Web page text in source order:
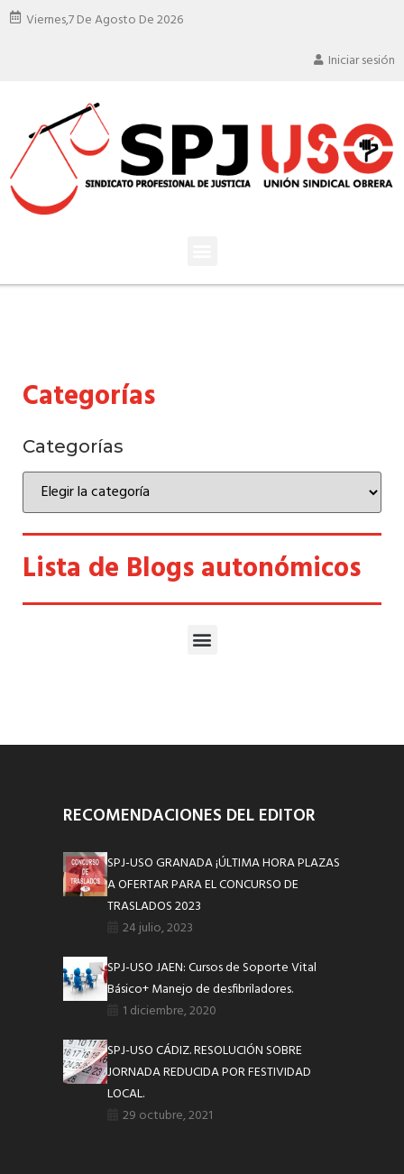
Viernes,7 De Agosto De 2026
Iniciar sesión
Categorías
Categorías
Lista de Blogs autonómicos
RECOMENDACIONES DEL EDITOR
SPJ-USO GRANADA ¡ÚLTIMA HORA PLAZAS
A OFERTAR PARA EL CONCURSO DE
TRASLADOS 2023
24 julio, 2023
SPJ-USO JAEN: Cursos de Soporte Vital
Básico+ Manejo de desfibriladores.
1 diciembre, 2020
SPJ-USO CÁDIZ. RESOLUCIÓN SOBRE
JORNADA REDUCIDA POR FESTIVIDAD
LOCAL.
29 octubre, 2021